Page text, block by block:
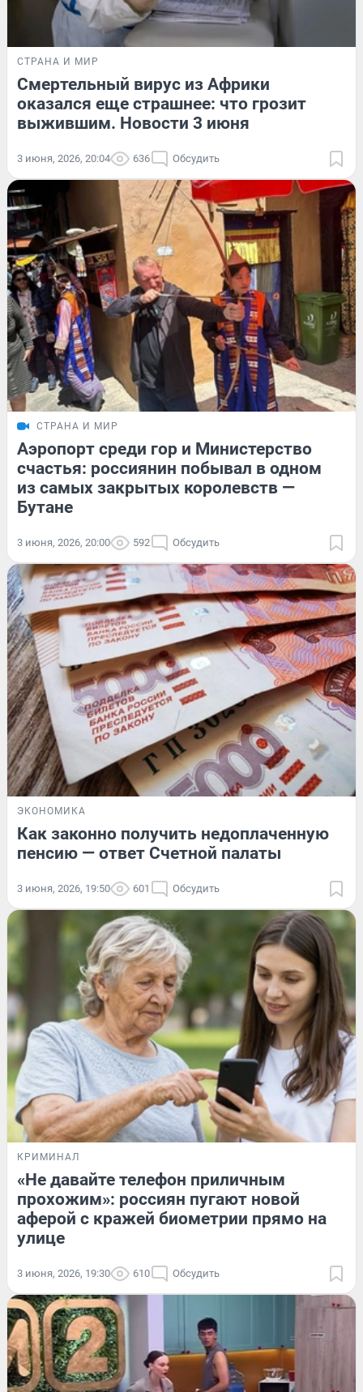
СТРАНА И МИР
Смертельный вирус из Африки
оказался еще страшнее: что грозит
выжившим. Новости 3 июня
3 июня, 2026, 20:04 636 Обсудить
СТРАНА И МИР
Аэропорт среди гор и Министерство
счастья: россиянин побывал в одном
из самых закрытых королевств —
Бутане
3 июня, 2026, 20:00 592 Обсудить
ЭКОНОМИКА
Как законно получить недоплаченную
пенсию — ответ Счетной палаты
3 июня, 2026, 19:50 601 Обсудить
КРИМИНАЛ
«Не давайте телефон приличным
прохожим»: россиян пугают новой
аферой с кражей биометрии прямо на
улице
3 июня, 2026, 19:30 610 Обсудить